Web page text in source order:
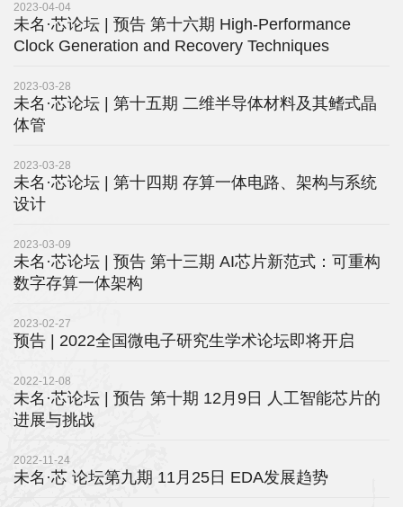
人
才
培
养
台
地
生
作
贤
2023-04-04
未名·芯论坛 | 预告 第十六期 High-Performance
Clock Generation and Recovery Techniques
2023-03-28
未名·芯论坛 | 第十五期 二维半导体材料及其鳍式晶
体管
2023-03-28
未名·芯论坛 | 第十四期 存算一体电路、架构与系统
设计
2023-03-09
未名·芯论坛 | 预告 第十三期 AI芯片新范式：可重构
数字存算一体架构
2023-02-27
预告 | 2022全国微电子研究生学术论坛即将开启
2022-12-08
未名·芯论坛 | 预告 第十期 12月9日 人工智能芯片的
进展与挑战
2022-11-24
未名·芯 论坛第九期 11月25日 EDA发展趋势